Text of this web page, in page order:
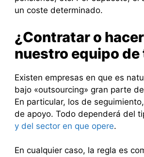
un coste determinado.
¿Contratar o
nuestro equipo de
Existen empresas en que es
bajo «outsourcing» gran parte
En particular, los de
de apoyo. Todo dependerá del
y del sector en que opere.
En cualquier caso, la regla es